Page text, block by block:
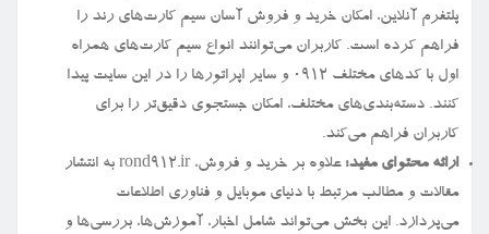
پلتفرم آنلاین، امکان خرید و فروش آسان سیم کارت‌های رند را
فراهم کرده است. کاربران می‌توانند انواع سیم کارت‌های همراه
اول با کدهای مختلف ۰۹۱۲ و سایر اپراتورها را در این سایت پیدا
کنند. دسته‌بندی‌های مختلف، امکان جستجوی دقیق‌تر را برای
کاربران فراهم می‌کند.
ارائه محتوای مفید:
علاوه بر خرید و فروش، rond912.ir به انتشار
مقالات و مطالب مرتبط با دنیای موبایل و فناوری اطلاعات
می‌پردازد. این بخش می‌تواند شامل اخبار، آموزش‌ها، بررسی‌ها و